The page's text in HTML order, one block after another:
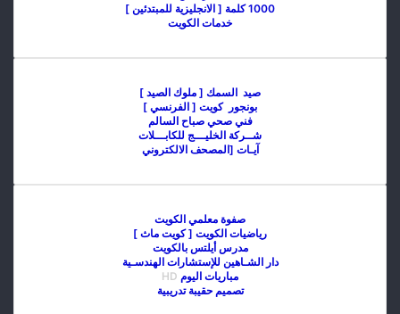
1000 كلمة [ الانجليزية للمبتدئين ]
خدمات الكويت
صيد السمك [ ملوك الصيد ]
بونجور كويت [ الفرنسي ]
فني صحي صباح السالم
شــركة الخليـــج للكابـــلات
آيـات [المصحف الالكتروني
صفوة معلمي الكويت
رياضيات الكويت [ كويت ماث ]
مدرس أيلتس بالكويت
دار الشـاهين للإستشارات الهندسـية
مباريات اليوم
تصميم حقيبة تدريبية